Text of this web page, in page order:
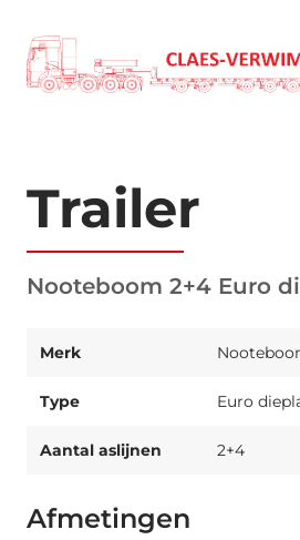
Trailer
Nooteboom 2+4 Euro
Merk
Type Euro
Aantal aslijnen 2+4
Afmetingen